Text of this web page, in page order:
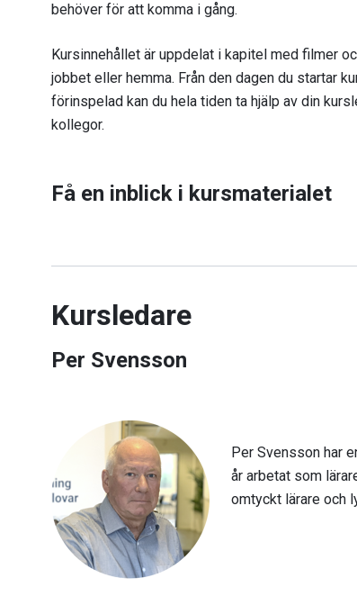
behöver för att komma i gång.
Kursinnehållet är uppdelat i kapitel med filmer
jobbet eller hemma. Från den dagen du startar
förinspelad kan du hela tiden ta hjälp av din
kollegor.
Få en inblick i kursmaterialet
Kursledare
Per Svensson
Per Svensson har
år arbetat som
omtyckt lärare och